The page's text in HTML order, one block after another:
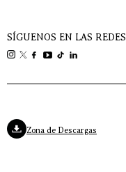
SÍGUENOS EN LAS REDES
Zona de Descargas